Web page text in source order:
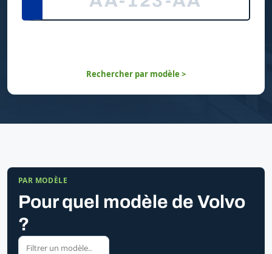
Rechercher par modèle >
PAR MODÈLE
Pour quel modèle de Volvo
?